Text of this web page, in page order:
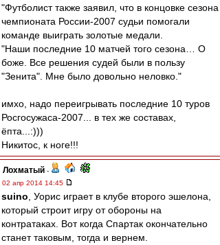
"Футболист также заявил, что в концовке сезона
чемпионата России-2007 судьи помогали
команде выиграть золотые медали.
"Наши последние 10 матчей того сезона… О
боже. Все решения судей были в пользу
"Зенита". Мне было довольно неловко."
имхо, надо переигрывать последние 10 туров
Росгосужаса-2007... в тех же составах,
ёпта...:)))
Никитос, к ноге!!!
Лохматый -
02 апр 2014 14:45
suino , Уорис играет в клубе второго эшелона,
который строит игру от обороны на
контратаках. Вот когда Спартак окончательно
станет таковым, тогда и вернем.